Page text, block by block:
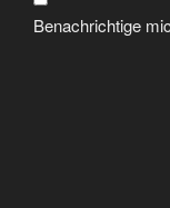
Benachrichtige